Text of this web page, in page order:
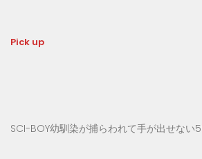
Pick up
SCI-BOY幼馴染が捕らわれて手が出せない